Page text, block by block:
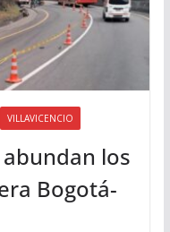
VILLAVICENCIO
los
Bogotá-